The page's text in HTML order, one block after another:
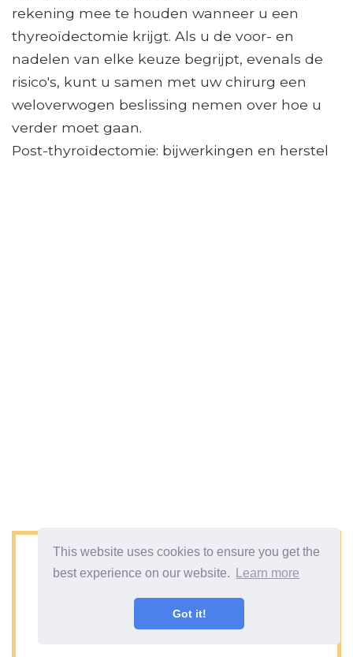
This website uses cookies to ensure you get the
best experience on our website.
Learn more
Got it!
rekening mee te houden wanneer u een
thyreoïdectomie krijgt. Als u de voor- en
nadelen van elke keuze begrijpt, evenals de
risico's, kunt u samen met uw chirurg een
weloverwogen beslissing nemen over hoe u
verder moet gaan.
Post-thyroïdectomie: bijwerkingen en herstel